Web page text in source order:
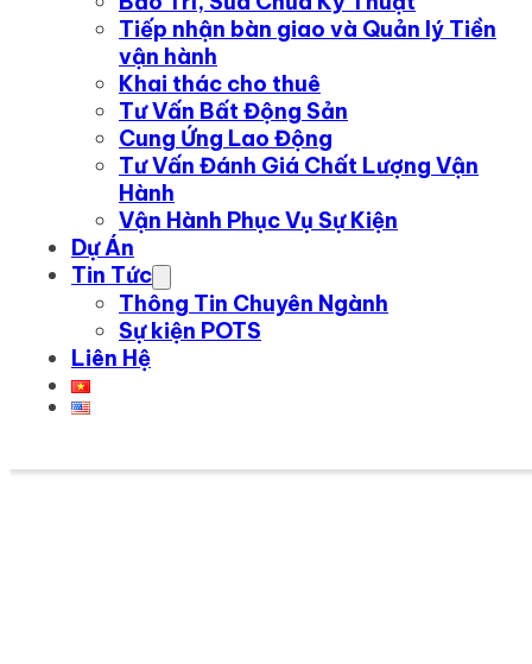
Tiếp nhận bàn giao và Quản lý Tiền
vận hành
Khai thác cho thuê
Tư Vấn Bất Động Sản
Cung Ứng Lao Động
Tư Vấn Đánh Giá Chất Lượng Vận
Hành
Vận Hành Phục Vụ Sự Kiện
Dự Án
Tin Tức
Thông Tin Chuyên Ngành
Sự kiện POTS
Liên Hệ